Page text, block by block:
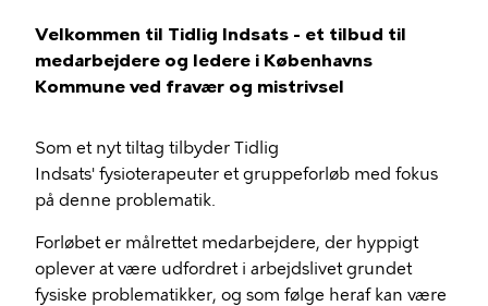
Velkommen til Tidlig Indsats - et tilbud til
medarbejdere og ledere i Københavns
Kommune ved fravær og mistrivsel
Som et nyt tiltag tilbyder Tidlig
Indsats' fysioterapeuter et gruppeforløb med fokus
på denne problematik.
Forløbet er målrettet medarbejdere, der hyppigt
oplever at være udfordret i arbejdslivet grundet
fysiske problematikker, og som følge heraf kan være